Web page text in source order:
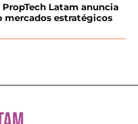
Latam anuncia
mercados estratégicos